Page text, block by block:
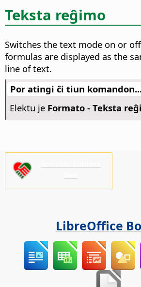
Teksta reĝimo
Switches the text mode on or
formulas are displayed as the
line of text.
Por atingi ĉi tiun
Elektu je Formato - Teksta
LibreOffice